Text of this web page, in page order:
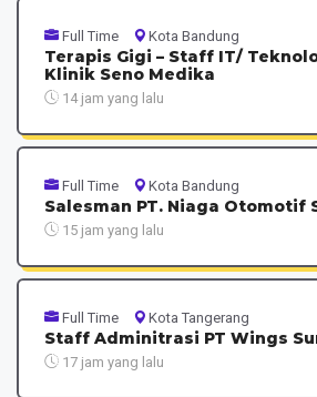
Full Time Kota Bandung
Terapis Gigi – Staff IT/
Klinik Seno Medika
14 jam yang lalu
Full Time Kota Bandung
Salesman PT. Niaga Otomotif
15 jam yang lalu
Full Time Kota Tangerang
Staff Adminitrasi PT Wings
17 jam yang lalu